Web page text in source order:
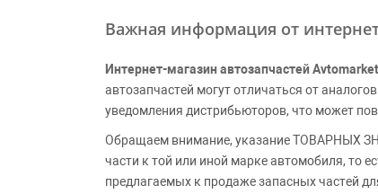
Важная информация от
Интернет-магазин автозапчастей
автозапчастей могут отличаться от
уведомления дистрибьюторов, что может
Обращаем внимание, указание ТОВАРНЫХ
части к той или иной марке автомобиля, то
предлагаемых к продаже запасных частей